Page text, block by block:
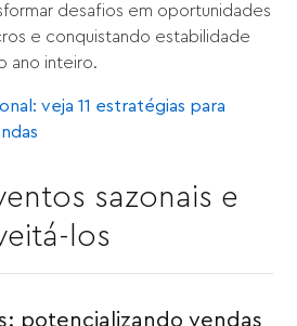
desafios em oportunidades
e conquistando estabilidade
ano inteiro.
veja 11 estratégias para
sazonais e
los
potencializando vendas